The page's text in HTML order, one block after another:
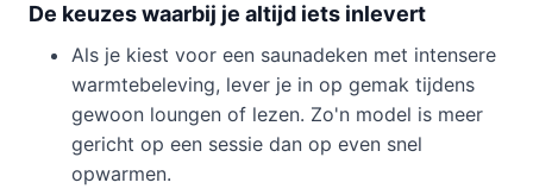
De keuzes waarbij je altijd iets inlevert
Als je kiest voor een saunadeken met intensere
warmtebeleving, lever je in op gemak tijdens
gewoon loungen of lezen. Zo'n model is meer
gericht op een sessie dan op even snel
opwarmen.